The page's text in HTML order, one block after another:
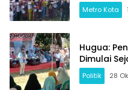
Metro Kota
Hugua:
Dimulai
Politik 28